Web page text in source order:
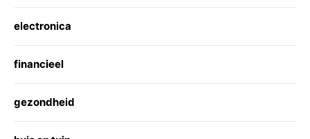
electronica
financieel
gezondheid